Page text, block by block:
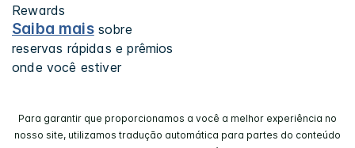
Rewards
Saiba maissobre
reservas rápidas e prêmios
onde você estiver
Para garantir que proporcionamos a você a melhor experiência no
nosso site, utilizamos tradução automática para partes do conteúdo